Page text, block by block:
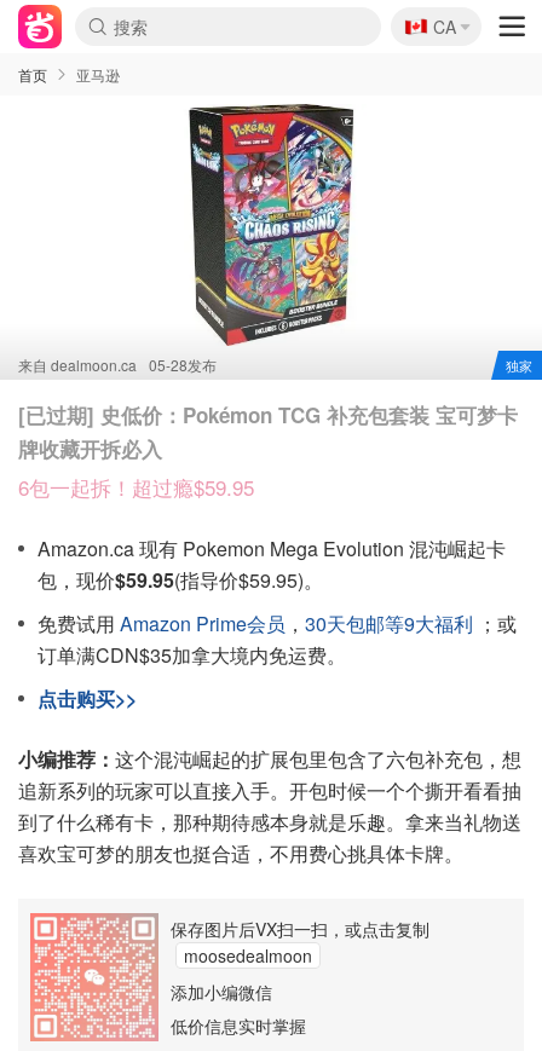
🇨🇦
CA
首页 亚马逊
来自 dealmoon.ca 05-28发布 独家
[已过期] 史低价：Pokémon TCG 补充包套装 宝可梦卡
牌收藏开拆必入
6包一起拆！超过瘾$59.95
Amazon.ca 现有 Pokemon Mega Evolution 混沌崛起卡
包，现价$59.95(指导价$59.95)。
免费试用 Amazon Prime会员 ， 30天包邮等9大福利 ；或
订单满CDN$35加拿大境内免运费。
点击购买>>
小编推荐： 这个混沌崛起的扩展包里包含了六包补充包，想
追新系列的玩家可以直接入手。开包时候一个个撕开看看抽
到了什么稀有卡，那种期待感本身就是乐趣。拿来当礼物送
喜欢宝可梦的朋友也挺合适，不用费心挑具体卡牌。
保存图片后VX扫一扫，或点击复制
moosedealmoon
添加小编微信
低价信息实时掌握